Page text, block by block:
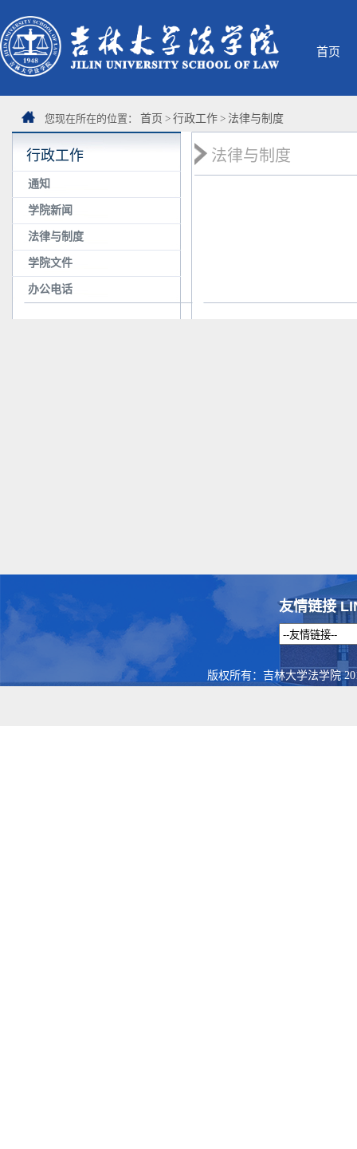
首页
您现在所在的位置： 首页 > 行政工作 > 法律与制度
行政工作
通知
学院新闻
法律与制度
学院文件
办公电话
法律与制度
友情链接
版权所有：吉林大学法学院